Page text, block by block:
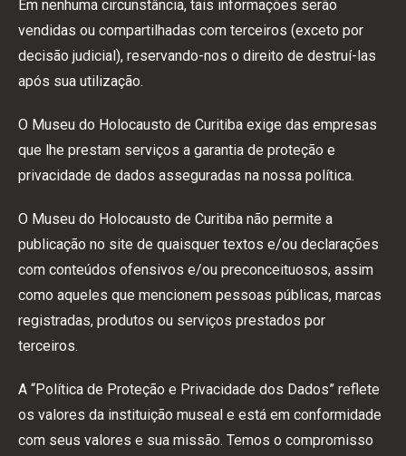
Em nenhuma circunstância, tais informações serão
vendidas ou compartilhadas com terceiros (exceto por
decisão judicial), reservando-nos o direito de destruí-las
após sua utilização.
O Museu do Holocausto de Curitiba exige das empresas
que lhe prestam serviços a garantia de proteção e
privacidade de dados asseguradas na nossa política.
O Museu do Holocausto de Curitiba não permite a
publicação no site de quaisquer textos e/ou declarações
com conteúdos ofensivos e/ou preconceituosos, assim
como aqueles que mencionem pessoas públicas, marcas
registradas, produtos ou serviços prestados por
terceiros.
A “Política de Proteção e Privacidade dos Dados” reflete
os valores da instituição museal e está em conformidade
com seus valores e sua missão. Temos o compromisso